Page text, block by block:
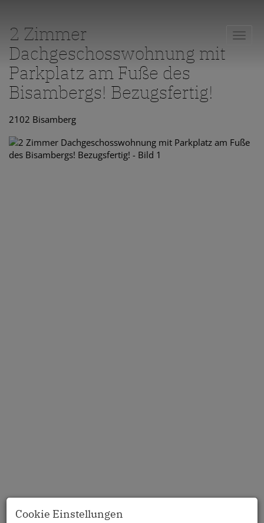
2 Zimmer
Dachgeschosswohnung mit
Parkplatz am Fuße des
Bisambergs! Bezugsfertig!
2102 Bisamberg
Cookie Einstellungen